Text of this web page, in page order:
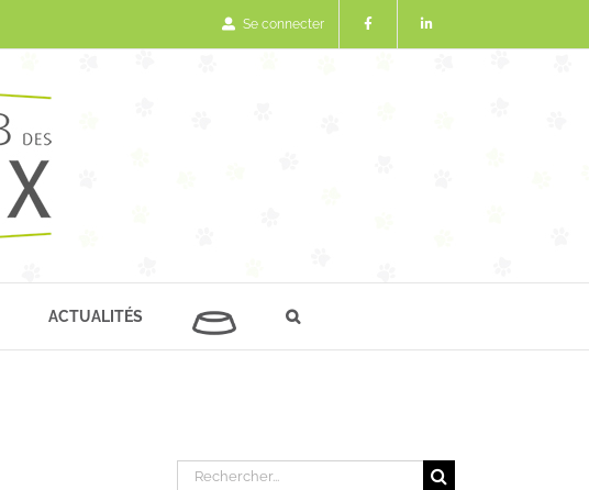
Se connecter
ACTUALITÉS
Rechercher: